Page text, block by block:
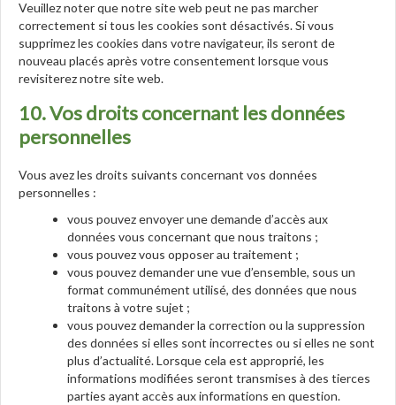
Veuillez noter que notre site web peut ne pas marcher
correctement si tous les cookies sont désactivés. Si vous
supprimez les cookies dans votre navigateur, ils seront de
nouveau placés après votre consentement lorsque vous
revisiterez notre site web.
10. Vos droits concernant les données
personnelles
Vous avez les droits suivants concernant vos données
personnelles :
vous pouvez envoyer une demande d’accès aux
données vous concernant que nous traitons ;
vous pouvez vous opposer au traitement ;
vous pouvez demander une vue d’ensemble, sous un
format communément utilisé, des données que nous
traitons à votre sujet ;
vous pouvez demander la correction ou la suppression
des données si elles sont incorrectes ou si elles ne sont
plus d’actualité. Lorsque cela est approprié, les
informations modifiées seront transmises à des tierces
parties ayant accès aux informations en question.